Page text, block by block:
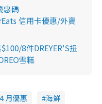
惠碼
信用卡優惠/外賣
8件DREYER'S扭
雪糕
４月優惠
海鮮